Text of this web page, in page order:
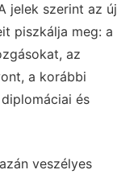
jelek szerint az új
piszkálja meg: a
az
a korábbi
és
veszélyes